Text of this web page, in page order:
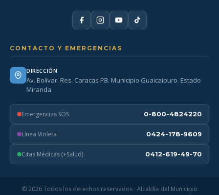
CONTACTO Y EMERGENCIAS
DIRECCIÓN
Av. Bolívar. Res. Caracas PB. Municipio Guaicaipuro. Estado
Miranda
Emergencias SOS 0-800-4824220
Línea Violeta 0424-178-9609
Citas Médicas (+Salud) 0412-619-49-70
© 2026 Todos los derechos reservados · Alcaldía del Municipio